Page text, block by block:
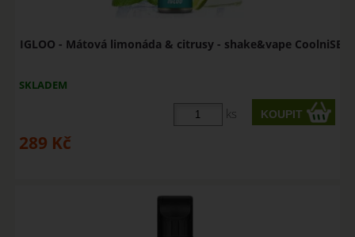
IGLOO - Mátová limonáda & citrusy - shake&vape CoolniSE
SKLADEM
ks
289 Kč